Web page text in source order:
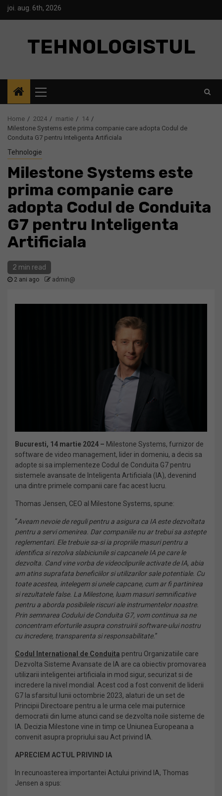
Skipjoi. aug. 6th, 2026
TEHNOLOGISTUL
Menu
Home 2024 martie
14
Milestone Systems este prima companie care adopta Codul de
Conduita G7 pentru Inteligenta Artificiala
Tehnologie
Milestone Systems este
prima companie care
adopta Codul de Conduita
G7 pentru Inteligenta
Artificiala
2 min read
2 ani ago admin@
Bucuresti, 14 martie 2024 – Milestone Systems, furnizor de
software de video management, lider in domeniu, a decis sa
adopte si sa implementeze Codul de Conduita G7 pentru
sistemele avansate de Inteligenta Artificiala (IA), devenind
una dintre primele companii care fac acest lucru.
Thomas Jensen, CEO al Milestone Systems, spune:
“Aveam nevoie de reguli pentru a asigura ca IA este dezvoltata
pentru a servi omenirea. Dar companiile nu ar trebui sa astepte
reglementari. Ele trebuie sa-si ia propriile masuri pentru a
identifica si rezolva slabiciunile si capcanele IA pe care le
dezvolta. Cand vine vorba de videoclipurile activate de IA, abia
am atins suprafata beneficiilor si utilizarilor sale potentiale. Cu
toate acestea, intelegem si unele capcane, cum ar fi partinirea
si rezultatele false. La Milestone, luam masuri semnificative
pentru a aborda posibilele riscuri ale instrumentelor noastre.
Prin semnarea Codului de Conduita G7, vom continua sa ne
concentram eforturile asupra construirii software-ului nostru
cu incredere, transparenta si responsabilitate.”
Codul International de Conduita pentru Organizatiile care
Dezvolta Sisteme Avansate de IA are ca obiectiv promovarea
utilizarii inteligentei artificiala in mod sigur, securizat si de
incredere la nivel mondial. Acest cod a fost convenit de liderii
G7 la sfarsitul lunii octombrie 2023, alaturi de un set de
Principii Directoare pentru a le urma cele mai puternice
democratii din lume atunci cand se dezvolta noile sisteme de
IA. Decizia Milestone vine in timp ce Uniunea Europeana a
convenit asupra propriului sau Act privind IA.
APRECIEM ACTUL PRIVIND IA
In recunoasterea importantei Actului privind IA, Thomas
Jensen a spus: